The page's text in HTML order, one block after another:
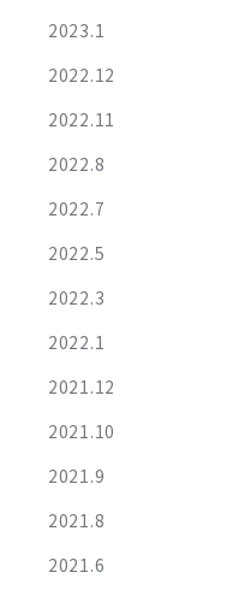
2023.1
2022.12
2022.11
2022.8
2022.7
2022.5
2022.3
2022.1
2021.12
2021.10
2021.9
2021.8
2021.6